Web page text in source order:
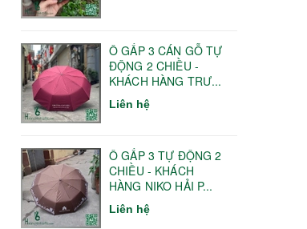
Ô GẤP 3 CÁN GỖ TỰ
ĐỘNG 2 CHIỀU -
KHÁCH HÀNG TRƯ...
Liên hệ
Ô GẤP 3 TỰ ĐỘNG 2
CHIỀU - KHÁCH
HÀNG NIKO HẢI P...
Liên hệ